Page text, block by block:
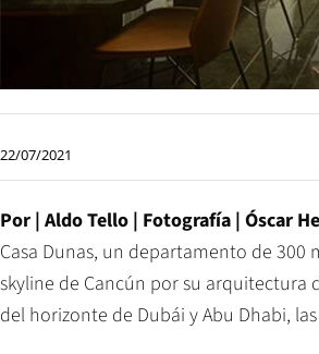
22/07/2021
Por | Aldo Tello | Fotografía | Óscar
Casa Dunas, un departamento de 300
skyline de Cancún por su
del horizonte de Dubái y Abu Dhabi,